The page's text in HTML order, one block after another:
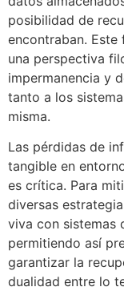
posibilidad de
encontraban. Este
una perspectiva
impermanencia y
tanto a los
misma.
Las pérdidas de
tangible en
es crítica. Para
diversas
viva con sistemas
permitiendo así
garantizar la
dualidad entre lo